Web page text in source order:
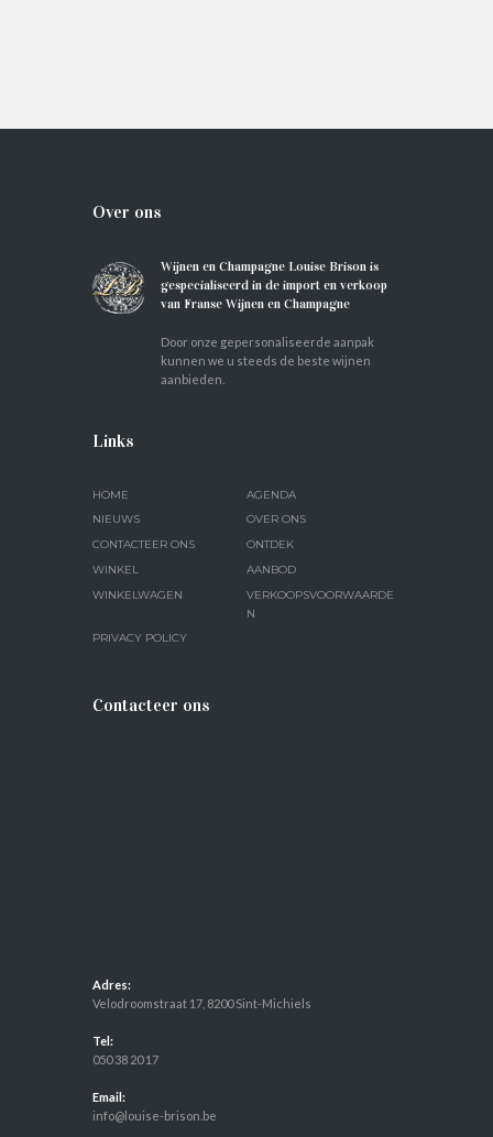
Over ons
Wijnen en Champagne Louise Brison is
gespecialiseerd in de import en verkoop
van Franse Wijnen en Champagne
Door onze gepersonaliseerde aanpak
kunnen we u steeds de beste wijnen
aanbieden.
Links
HOME
AGENDA
NIEUWS
OVER ONS
CONTACTEER ONS
ONTDEK
WINKEL
AANBOD
WINKELWAGEN
VERKOOPSVOORWAARDE
N
PRIVACY POLICY
Contacteer ons
Adres:
Velodroomstraat 17, 8200 Sint-Michiels
Tel:
050 38 20 17
Email:
info@louise-brison.be